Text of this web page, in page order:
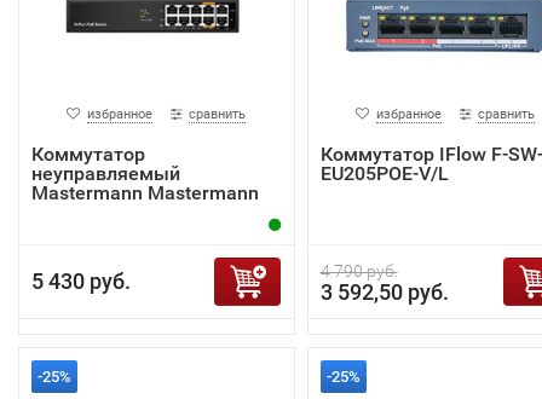
избранное сравнить
Коммутатор
неуправляемый
Mastermann Mastermann
5 430 руб.
избранное сравнить
Коммутатор IFlow F-SW-
EU205POE-V/L
4 790 руб.
3 592,50 руб.
-25% -25%